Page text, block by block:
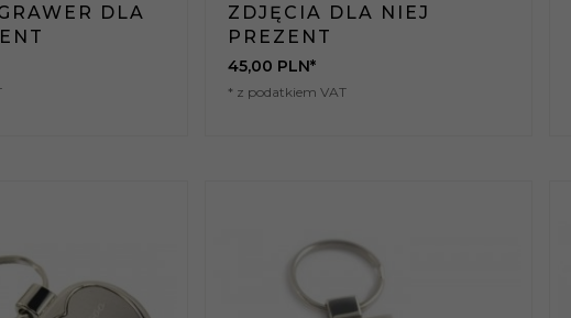
DLA
ZDJĘCIA DLA NIEJ
PREZENT
45,00 PLN*
* z podatkiem VAT